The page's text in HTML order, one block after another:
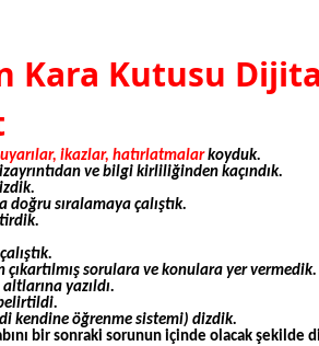
Kara Kutusu
ikazlar, hatırlatmalarkoyduk.
ve bilgi kirliliğinden kaçındık.
doğru sıralamaya çalıştık.
sorulara ve konulara yer vermedik.
yazıldı.
belirtildi.
kendine öğrenme sistemi) dizdik.
bir sonraki sorunun içinde olacak şekilde